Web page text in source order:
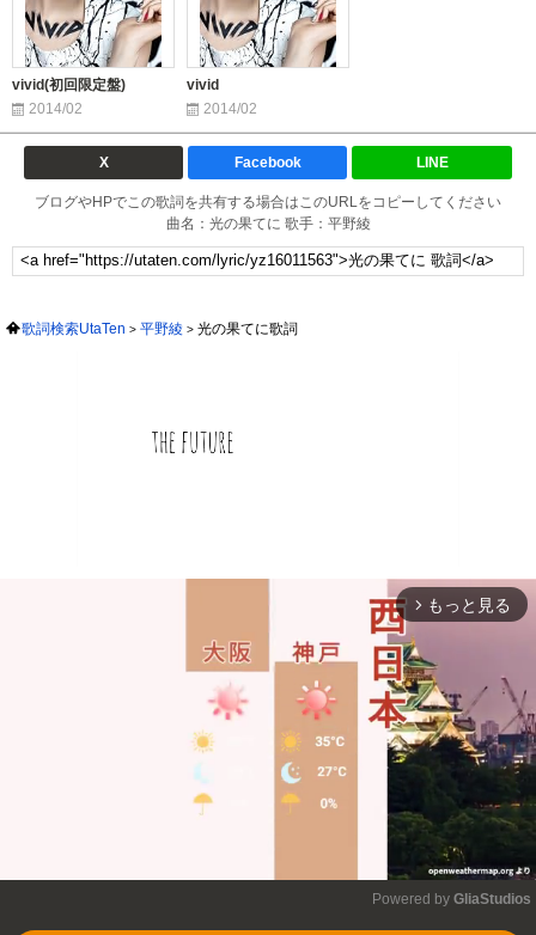
vivid(初回限定盤)
2014/02
vivid
2014/02
X Facebook LINE
ブログやHPでこの歌詞を共有する場合はこのURLをコピーしてください
曲名：光の果てに 歌手：平野綾
歌詞検索UtaTen 平野綾 光の果てに歌詞
arrow_forward_ios もっと見る
Powered by GliaStudios